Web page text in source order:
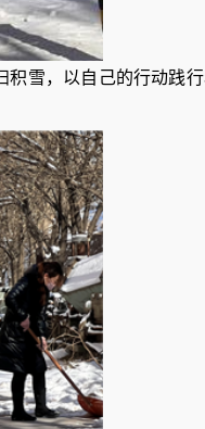
雪，以自己的行动践